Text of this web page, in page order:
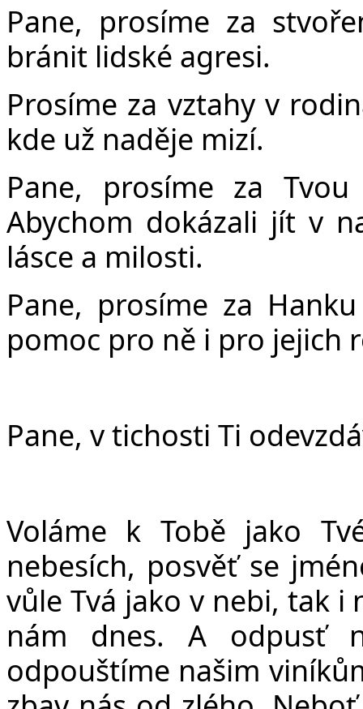
Pane, prosíme za
bránit lidské agresi.
Prosíme za vztahy v
kde už naděje mizí.
Pane, prosíme za
Abychom dokázali jít v
lásce a milosti.
Pane, prosíme za
pomoc pro ně i pro jejich
Pane, v tichosti Ti
Voláme k Tobě jako
nebesích, posvěťse
vůle Tvá jako v nebi, tak i
nám dnes. A odpusť
odpouštíme našim viníků